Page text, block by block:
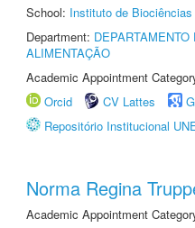
School: Instituto de
Department:
ALIMENTAÇÃO
Academic Appointment
Orcid
CV Lattes
Repositório Institucional
Norma Regina
Academic Appointment